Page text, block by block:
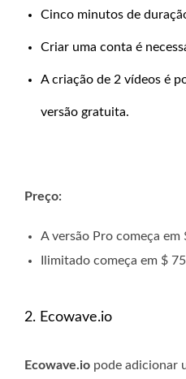
Cinco minutos de
Criar uma conta é
A criação de 2 vídeos é
versão gratuita.
Preço:
A versão Pro começa em
Ilimitado começa em $
2. Ecowave.io
Ecowave.io pode adicionar